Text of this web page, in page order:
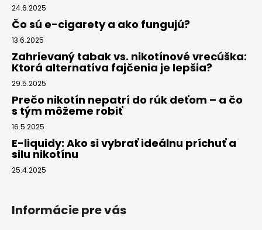
24.6.2025
Čo sú e-cigarety a ako fungujú?
13.6.2025
Zahrievaný tabak vs. nikotínové vrecúška:
Ktorá alternatíva fajčenia je lepšia?
29.5.2025
Prečo nikotín nepatrí do rúk deťom – a čo
s tým môžeme robiť
16.5.2025
E-liquidy: Ako si vybrať ideálnu príchuť a
silu nikotínu
25.4.2025
Informácie pre vás